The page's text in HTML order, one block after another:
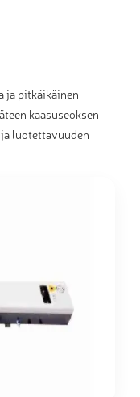
ja pitkäikäinen
kaasuseoksen
luotettavuuden